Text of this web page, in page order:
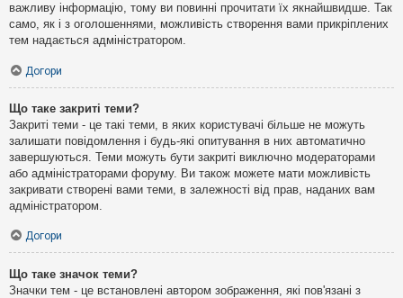
важливу інформацію, тому ви повинні прочитати їх якнайшвидше. Так
само, як і з оголошеннями, можливість створення вами прикріплених
тем надається адміністратором.
Догори
Що таке закриті теми?
Закриті теми - це такі теми, в яких користувачі більше не можуть
залишати повідомлення і будь-які опитування в них автоматично
завершуються. Теми можуть бути закриті виключно модераторами
або адміністраторами форуму. Ви також можете мати можливість
закривати створені вами теми, в залежності від прав, наданих вам
адміністратором.
Догори
Що таке значок теми?
Значки тем - це встановлені автором зображення, які пов'язані з